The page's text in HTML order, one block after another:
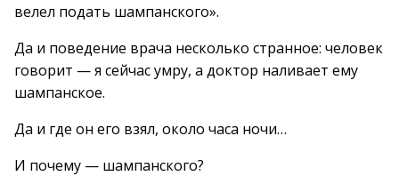
велел подать шампанского».
Да и поведение врача несколько странное: человек
говорит — я сейчас умру, а доктор наливает ему
шампанское.
Да и где он его взял, около часа ночи…
И почему — шампанского?